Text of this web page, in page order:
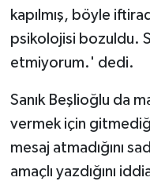
kapılmış, böyle
psikolojisi bozuldu.
etmiyorum.' dedi.
Sanık Beşlioğlu da
vermek için
mesaj atmadığını
amaçlı yazdığını